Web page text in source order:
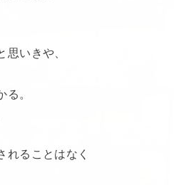
思いきや、
。
れることはなく